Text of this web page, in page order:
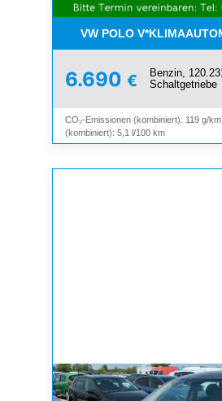
VW POLO
6.690 €
Benzin,
Schaltgetriebe
CO₂-Emissionen (kombiniert): 119 g/
(kombiniert): 5,1 l/100 km